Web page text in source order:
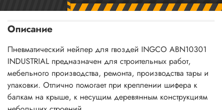
Описание
Пневматический нейлер для гвоздей INGCO ABN10301
INDUSTRIAL предназначен для строительных работ,
мебельного производства, ремонта, производства тары и
упаковки. Отлично помогает при креплении шифера к
балкам на крыше, к несущим деревянным конструкциям